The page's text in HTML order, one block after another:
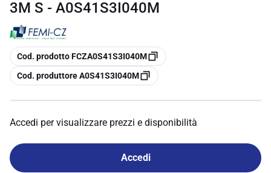
3M S - A0S41S3I040M
copia
Cod. prodotto FCZA0S41S3I040M
copia
Cod. produttore A0S41S3I040M
Accedi per visualizzare prezzi e disponibilità
Accedi